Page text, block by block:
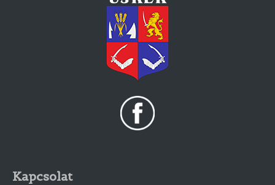
Kapcsolat